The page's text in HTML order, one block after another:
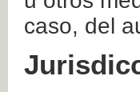
caso, del